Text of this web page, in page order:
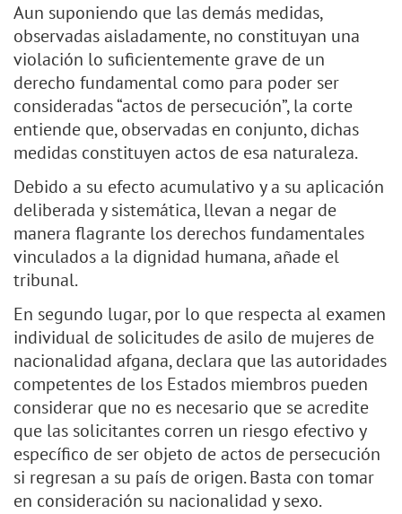
Aun suponiendo que las demás medidas,
observadas aisladamente, no constituyan una
violación lo suficientemente grave de un
derecho fundamental como para poder ser
consideradas “actos de persecución”, la corte
entiende que, observadas en conjunto, dichas
medidas constituyen actos de esa naturaleza.
Debido a su efecto acumulativo y a su aplicación
deliberada y sistemática, llevan a negar de
manera flagrante los derechos fundamentales
vinculados a la dignidad humana, añade el
tribunal.
En segundo lugar, por lo que respecta al examen
individual de solicitudes de asilo de mujeres de
nacionalidad afgana, declara que las autoridades
competentes de los Estados miembros pueden
considerar que no es necesario que se acredite
que las solicitantes corren un riesgo efectivo y
específico de ser objeto de actos de persecución
si regresan a su país de origen. Basta con tomar
en consideración su nacionalidad y sexo.